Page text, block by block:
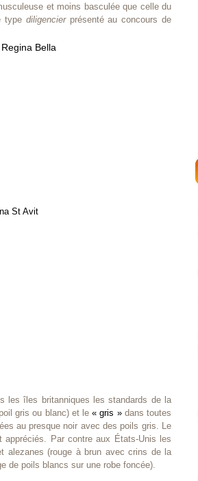
et moins basculée que celle du
type diligencierprésenté au concours de
les îles britanniques les standards de la
gris ou blanc) et le« gris »dans toutes
au presque noir avec des poils gris. Le
Par contre aux États-Unis les
alezanes (rouge à brun avec crins de la
de poils blancs sur une robe foncée).